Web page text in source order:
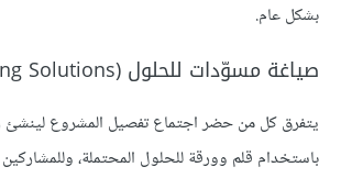
بشكل عام.
صياغة مسوّدات للحلول (Sketching Solutions)
يتفرق كل من حضر اجتماع تفصيل المشروع
باستخدام قلم وورقة للحلول المحتملة،